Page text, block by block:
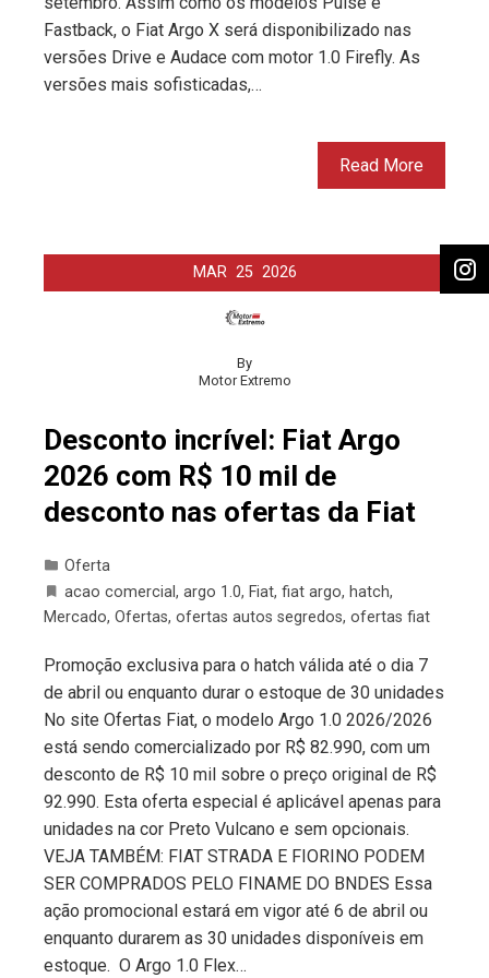
Fastback, o Fiat Argo X será disponibilizado nas
versões Drive e Audace com motor 1.0 Firefly. As
versões mais sofisticadas,…
Read More
MAR 25 2026
By
Motor Extremo
Desconto incrível: Fiat Argo
2026 com R$ 10 mil de
desconto nas ofertas da Fiat
Oferta
acao comercial, argo 1.0, Fiat, fiat argo, hatch,
Mercado, Ofertas, ofertas autos segredos, ofertas fiat
Promoção exclusiva para o hatch válida até o dia 7
de abril ou enquanto durar o estoque de 30 unidades
No site Ofertas Fiat, o modelo Argo 1.0 2026/2026
está sendo comercializado por R$ 82.990, com um
desconto de R$ 10 mil sobre o preço original de R$
92.990. Esta oferta especial é aplicável apenas para
unidades na cor Preto Vulcano e sem opcionais.
VEJA TAMBÉM: FIAT STRADA E FIORINO PODEM
SER COMPRADOS PELO FINAME DO BNDES Essa
ação promocional estará em vigor até 6 de abril ou
enquanto durarem as 30 unidades disponíveis em
estoque. O Argo 1.0 Flex…